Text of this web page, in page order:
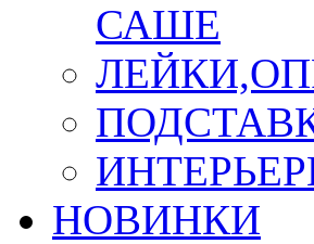
САШЕ
НОВИНКИ